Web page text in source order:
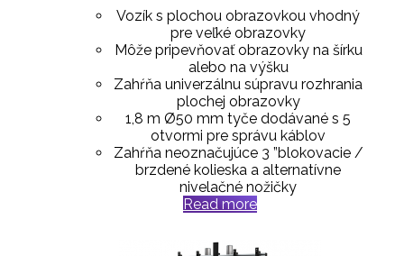
Vozík s plochou obrazovkou vhodný
pre veľké obrazovky
Môže pripevňovať obrazovky na šírku
alebo na výšku
Zahŕňa univerzálnu súpravu rozhrania
plochej obrazovky
1,8 m Ø50 mm tyče dodávané s 5
otvormi pre správu káblov
Zahŕňa neoznačujúce 3 ”blokovacie /
brzdené kolieska a alternatívne
nivelačné nožičky
Read more